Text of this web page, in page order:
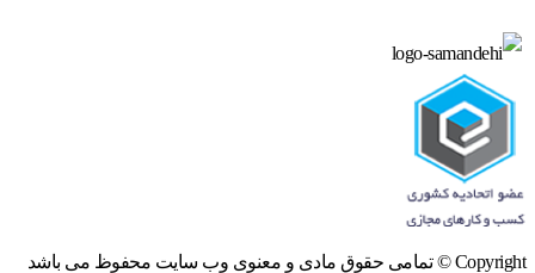
Copyright © تمامی حقوق مادی و معنوی وب سایت محفوظ می باشد